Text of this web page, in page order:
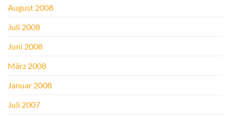
August 2008
Juli 2008
Juni 2008
März 2008
Januar 2008
Juli 2007